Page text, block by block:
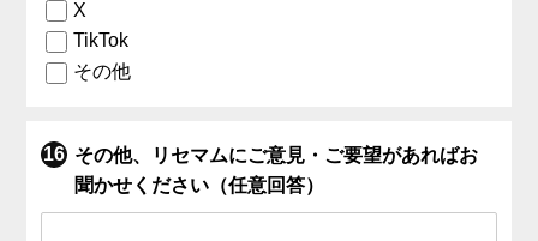
X
TikTok
その他
その他、リセマムにご意見・ご要望があればお
聞かせください（任意回答）